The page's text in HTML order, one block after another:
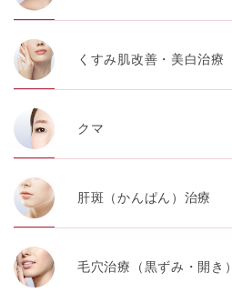
くすみ肌改善・美白治療
クマ
肝斑（かんぱん）治療
毛穴治療（黒ずみ・開き）